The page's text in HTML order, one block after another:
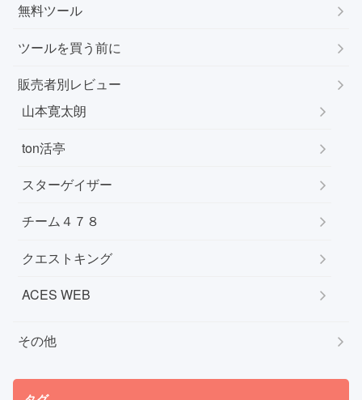
無料ツール
ツールを買う前に
販売者別レビュー
山本寛太朗
ton活亭
スターゲイザー
チーム４７８
クエストキング
ACES WEB
その他